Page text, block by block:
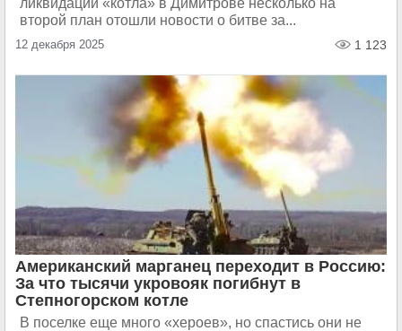
ликвидации «котла» в Димитрове несколько на
второй план отошли новости о битве за...
12 декабря 2025 1 123
Американский марганец переходит в Россию:
За что тысячи укровояк погибнут в
Степногорском котле
В поселке еще много «хероев», но спастись они не